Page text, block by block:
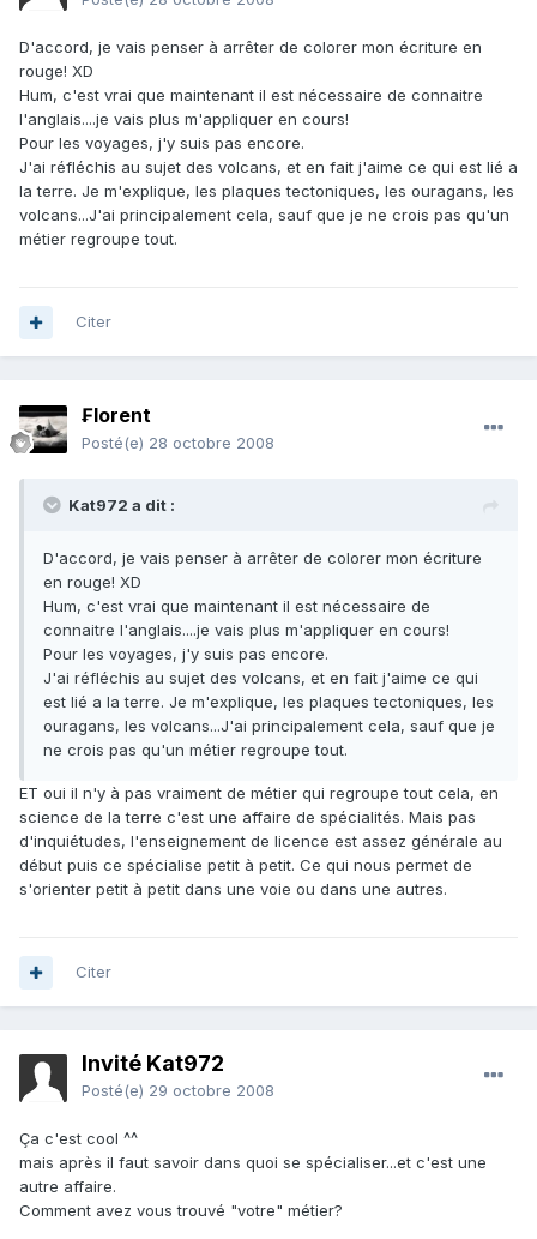
D'accord, je vais penser à arrêter de colorer mon écriture en
rouge! XD
Hum, c'est vrai que maintenant il est nécessaire de connaitre
l'anglais....je vais plus m'appliquer en cours!
Pour les voyages, j'y suis pas encore.
J'ai réfléchis au sujet des volcans, et en fait j'aime ce qui est lié a
la terre. Je m'explique, les plaques tectoniques, les ouragans, les
volcans...J'ai principalement cela, sauf que je ne crois pas qu'un
métier regroupe tout.
Citer
₣lorent
Posté(e) 28 octobre 2008
Kat972 a dit :
D'accord, je vais penser à arrêter de colorer mon écriture
en rouge! XD
Hum, c'est vrai que maintenant il est nécessaire de
connaitre l'anglais....je vais plus m'appliquer en cours!
Pour les voyages, j'y suis pas encore.
J'ai réfléchis au sujet des volcans, et en fait j'aime ce qui
est lié a la terre. Je m'explique, les plaques tectoniques, les
ouragans, les volcans...J'ai principalement cela, sauf que je
ne crois pas qu'un métier regroupe tout.
ET oui il n'y à pas vraiment de métier qui regroupe tout cela, en
science de la terre c'est une affaire de spécialités. Mais pas
d'inquiétudes, l'enseignement de licence est assez générale au
début puis ce spécialise petit à petit. Ce qui nous permet de
s'orienter petit à petit dans une voie ou dans une autres.
Citer
Invité Kat972
Posté(e) 29 octobre 2008
Ça c'est cool ^^
mais après il faut savoir dans quoi se spécialiser...et c'est une
autre affaire.
Comment avez vous trouvé "votre" métier?